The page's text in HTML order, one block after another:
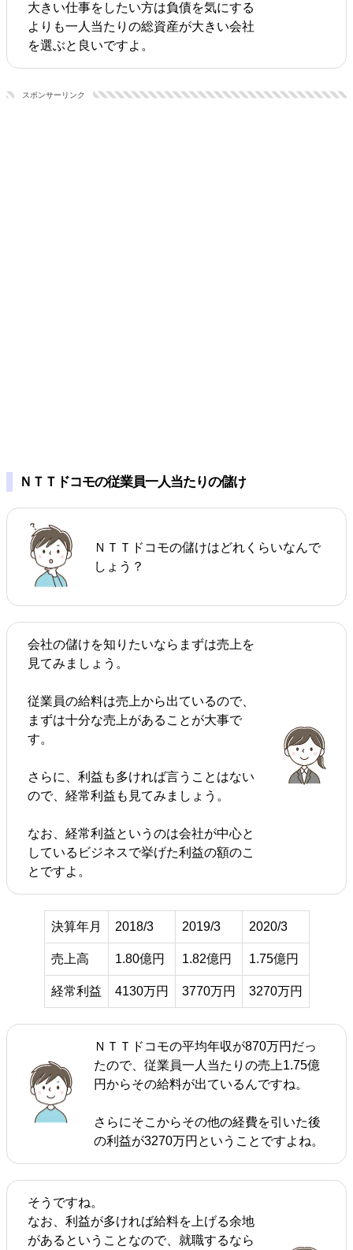
大きい仕事をしたい方は負債を気にする
よりも一人当たりの総資産が大きい会社
を選ぶと良いですよ。
スポンサーリンク
ＮＴＴドコモの従業員一人当たりの儲け
ＮＴＴドコモの儲けはどれくらいなんで
しょう？
会社の儲けを知りたいならまずは売上を
見てみましょう。
従業員の給料は売上から出ているので、
まずは十分な売上があることが大事で
す。
さらに、利益も多ければ言うことはない
ので、経常利益も見てみましょう。
なお、経常利益というのは会社が中心と
しているビジネスで挙げた利益の額のこ
とですよ。
決算年月 2018/3 2019/3 2020/3
売上高 1.80億円 1.82億円 1.75億円
経常利益 4130万円 3770万円 3270万円
ＮＴＴドコモの平均年収が870万円だっ
たので、従業員一人当たりの売上1.75億
円からその給料が出ているんですね。
さらにそこからその他の経費を引いた後
の利益が3270万円ということですよね。
そうですね。
なお、利益が多ければ給料を上げる余地
があるということなので、就職するなら